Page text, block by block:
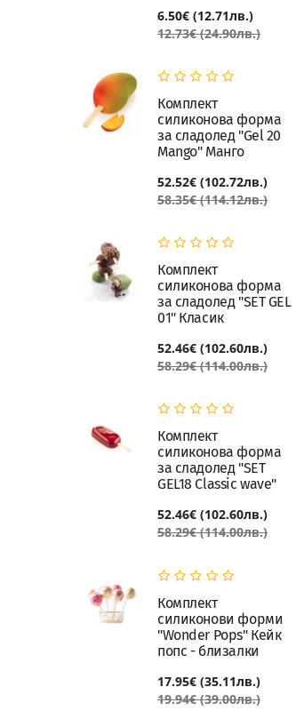
6.50€ (12.71лв.)
12.73€ (24.90лв.)
Комплект
силиконова форма
за сладолед "Gel 20
Mango" Манго
52.52€ (102.72лв.)
58.35€ (114.12лв.)
Комплект
силиконова форма
за сладолед "SET GEL
01" Класик
52.46€ (102.60лв.)
58.29€ (114.00лв.)
Комплект
силиконова форма
за сладолед "SET
GEL18 Classic wave"
52.46€ (102.60лв.)
58.29€ (114.00лв.)
Комплект
силиконови форми
"Wonder Pops" Кейк
попс - близалки
17.95€ (35.11лв.)
19.94€ (39.00лв.)
ИЗЧЕРПАН
Силиконов калъп за листа
асорти
7.67€